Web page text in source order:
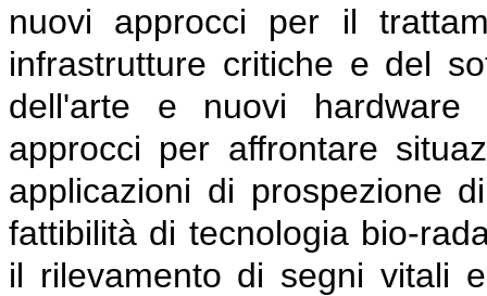
nuovi approcci per il
infrastrutture critiche e del
dell'arte e nuovi
approcci per affrontare
applicazioni di prospezione
fattibilità di tecnologia bio-
il rilevamento di segni vitali